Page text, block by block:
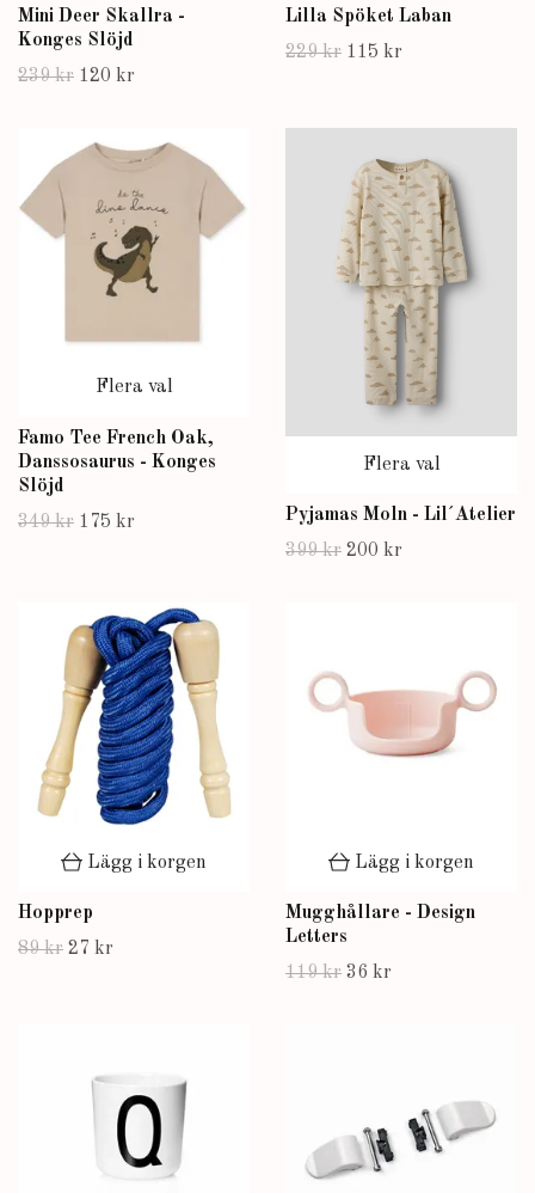
Mini Deer Skallra -
Konges Slöjd
239 kr 120 kr
Lilla Spöket Laban
229 kr 115 kr
Flera val
Famo Tee French Oak,
Danssosaurus - Konges
Slöjd
349 kr 175 kr
Flera val
Pyjamas Moln - Lil´Atelier
399 kr 200 kr
Lägg i korgen
Hopprep
89 kr 27 kr
Lägg i korgen
Mugghållare - Design
Letters
119 kr 36 kr